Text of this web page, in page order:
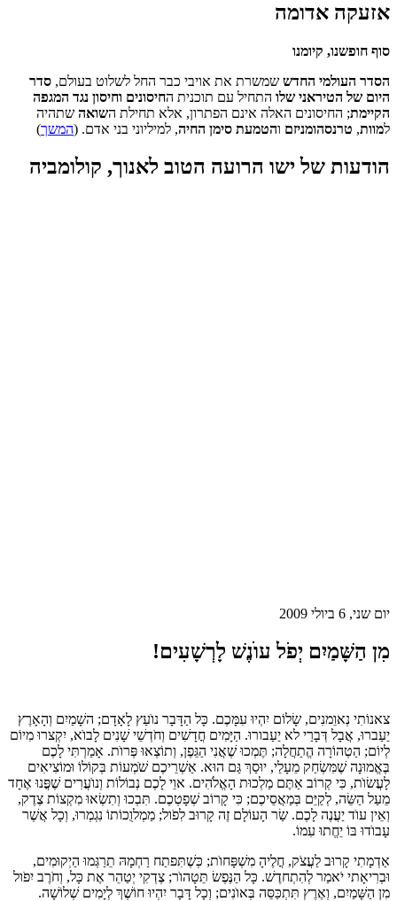
אזעקה אדומה
סוף חופשנו, קיומנו
הסדר העולמי החדש שמשרת את אויבי כבר החל לשלוט בעולם, סדר
היום של הטיראני שלו התחיל עם תוכנית החיסונים וחיסון נגד המגפה
הקיימת; החיסונים האלה אינם הפתרון, אלא תחילת השואה שתהיה
למוות, טרנסהומניזם והטמעת סימן החיה, למיליוני בני אדם. (המשך)
הודעות של ישו הרועה הטוב לאנוך, קולומביה
יום שני, 6 ביולי 2009
מִן הַשָּׁמַיִם יְפֹל עוֺנֶשׁ לָרְשָׁעִים!
צאנוֹתִי נְאוֵמנִים, שָׂלוֹם יִהְיוּ עִמָּכֶם. כָּל הַדָּבָר נוֺעַץ לָאָדָם; השָׁמַיִם וְהָאָרֶץ
יַעַברוּ, אֲבָל דְּבָרַי לא יַעַבורוּ. הַיָּמִים חֳדָשִׁים וְחֹדְשֵׁי שָׁנִים לָבוֺא, יִקְצרוּ מִיוֹם
לְיוֹם; הַטְהוֹרָה הֱתַחֲלָה; תֶּמְכוּ שֶׁאֲנִי הַגֵּפֶן, וְתוֹצְאוּ פְּרוֺת. אָמַרְתִּי לָכֶם
בֶּאֱמוּנָה שֶׁמִּשְׂחַק מֵעָלַי, יוּסַךְ גַּם הוּא. אַשְׁרֵיכֶם שֹׁמְעוֹת בְּקוֹלוֹ וּמוֹצִיאִים
לָעֲשׂוֺת, כִּי קְרוֹב אַתֶּם מַלְכוּת הָאֱלֹהִים. אוֵי לָכֶם נְבוֹלוֹת וְנוֺעֲרִים שֶׁפֳּנוּ אֶחָד
מֵעַל הַשֵּׂה, לְקַיֵּם בְּמַאֲסֵיכֶם; כִּי קָרוֹב שְׁפָטְכֶם. תִּבְכוּ וְתִשְׂאוּ מִקְצוֹת צֶדֶק,
וְאֵין עוֺד יַעֲנֶה לָכֶם. שַׂר הָעוֹלָם זֶה קָרוּב לִפֹול; מַמְלוֻכוֹתוֹ נִגְמְרוּ, וְכָל אֲשֶׁר
עָבוֺדוּ בּוֹ יֵחֱתוּ עִמוֹ.
אַדְמָתִי קָרוּב לַעֲצֹק, חֳלֶיהָ מִשְׁפָּחוֺת; כְּשֶׁתִּפתַח רַחְמָהּ תֵרַגְּמוּ הַיְקוּמִים,
וּבְרִיאָתי יֹאמַר לְהִתְחדֶשׁ. כָּל הַנֶּפֶשׂ תֵּטָהוֺר; צֶדְקִי יְטַהֵר אֶת כָּל, וְחֹרֶב יִפֹול
מִן הַשָּׁמַיִם, וְאֶרֶץ תִּתְכַּסֵּה בְּאוֺנִים; וְכָל דָּבָר יִהְיוּ חוֹשֶׁךְ לְיָמִים שְׁלוֹשָׁה.